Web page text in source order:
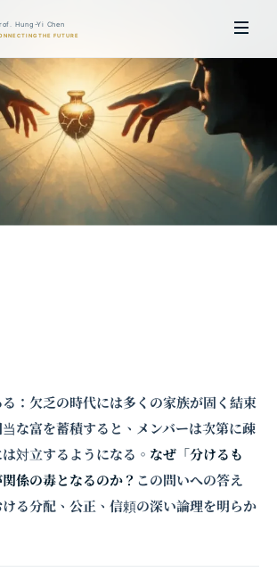
：欠乏の時代には多くの家族が固く結束
な富を蓄積すると、メンバーは次第に疎
対立するようになる。 なぜ「分けるも
係の毒となるのか？ この問いへの答え
る分配、公正、信頼の深い論理を明らか